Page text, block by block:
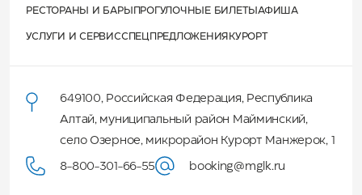
РЕСТОРАНЫ И БАРЫ ПРОГУЛОЧНЫЕ БИЛЕТЫАФИША
УСЛУГИ И СЕРВИССПЕЦПРЕДЛОЖЕНИЯ КУРОРТ
649100, Российская Федерация, Республика
Алтай, муниципальный район Майминский,
село Озерное, микрорайон Курорт Манжерок, 1
8-800-301-66-55 booking@mglk.ru